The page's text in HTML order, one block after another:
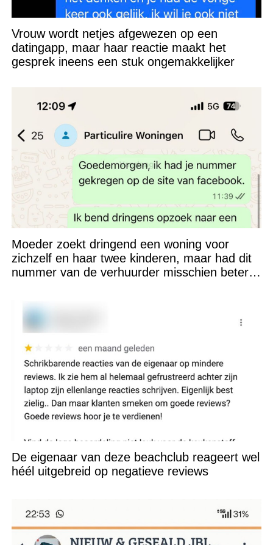
Vrouw wordt netjes afgewezen op een
datingapp, maar haar reactie maakt het
gesprek ineens een stuk ongemakkelijker
Moeder zoekt dringend een woning voor
zichzelf en haar twee kinderen, maar had dit
nummer van de verhuurder misschien beter
De eigenaar van deze beachclub reageert wel
héél uitgebreid op negatieve reviews